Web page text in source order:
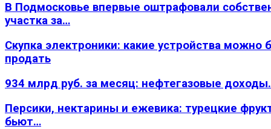
В Подмосковье впервые оштрафовали
участка за…
Скупка электроники: какие устройства можно
продать
934 млрд руб. за месяц: нефтегазовые
Персики, нектарины и ежевика: турецкие
бьют…